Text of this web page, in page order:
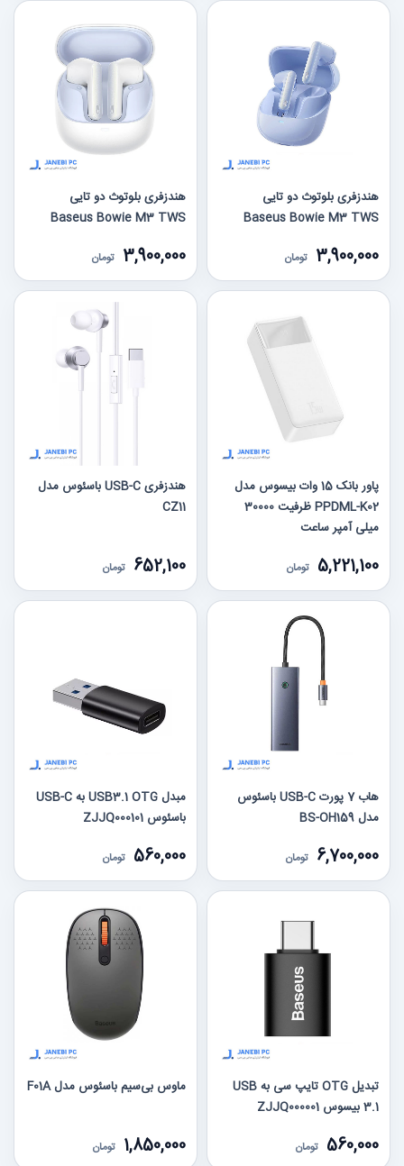
هندزفری بلوتوث دو تایی
Baseus Bowie M3 TWS
3,900,000 تومان
هندزفری بلوتوث دو تایی
Baseus Bowie M3 TWS
3,900,000 تومان
پاور بانک 15 وات بیسوس مدل
PPDML-K02 ظرفیت 30000
میلی آمپر ساعت
5,221,100 تومان
هندزفری USB-C باسئوس مدل
CZ11
652,100 تومان
هاب 7 پورت USB-C باسئوس
مدل BS-OH159
6,700,000 تومان
مبدل USB3.1 OTG به USB-C
باسئوس ZJJQ000101
560,000 تومان
تبدیل OTG تایپ سی به USB
3.1 بیسوس ZJJQ000001
560,000 تومان
ماوس بی‌سیم باسئوس مدل F01A
1,850,000 تومان